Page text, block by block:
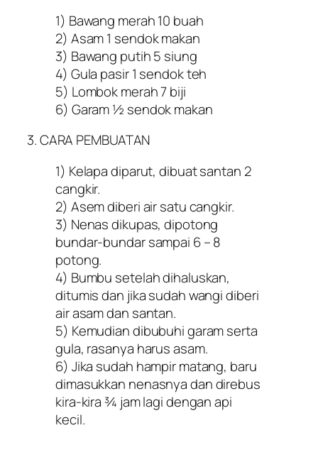
1) Bawang merah 10 buah
2) Asam 1 sendok makan
3) Bawang putih 5 siung
4) Gula pasir 1 sendok teh
5) Lombok merah 7 biji
6) Garam ½ sendok makan
3. CARA PEMBUATAN
1) Kelapa diparut, dibuat santan 2
cangkir.
2) Asem diberi air satu cangkir.
3) Nenas dikupas, dipotong
bundar-bundar sampai 6 – 8
potong.
4) Bumbu setelah dihaluskan,
ditumis dan jika sudah wangi diberi
air asam dan santan.
5) Kemudian dibubuhi garam serta
gula, rasanya harus asam.
6) Jika sudah hampir matang, baru
dimasukkan nenasnya dan direbus
kira-kira ¾ jam lagi dengan api
kecil.